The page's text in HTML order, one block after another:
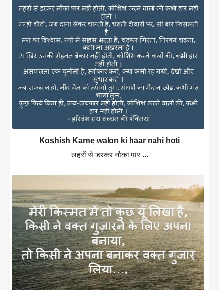
Koshish Karne walon ki haar nahi hoti
लहरों से डरकर नौका पार ...